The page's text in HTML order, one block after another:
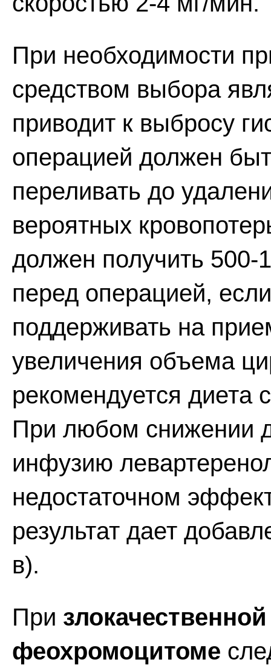
При необходимости
средством выбора
приводит к выбросу
операцией должен
переливать до
вероятных
должен получить 500-
перед операцией,
поддерживать на
увеличения объема
рекомендуется диета
При любом снижении
инфузию
недостаточном
результат дает
в).
При
феохромоцитоме